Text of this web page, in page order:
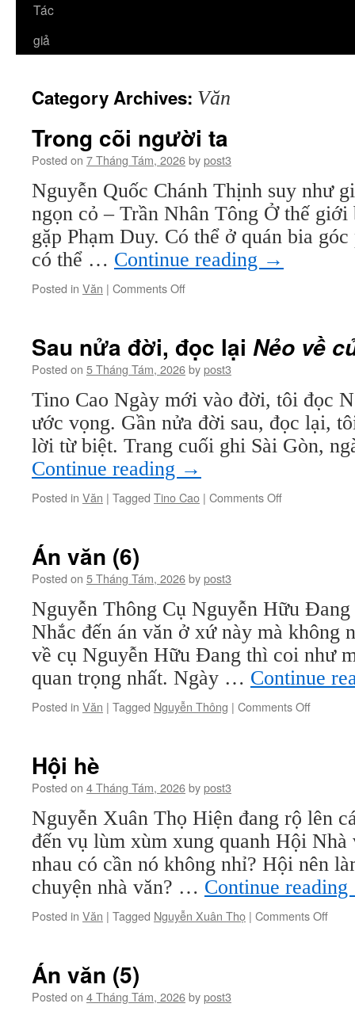
Tác
giả
Category Archives: Văn
Trong cõi người ta
Posted on 7 Tháng Tám, 2026bypost3
Nguyễn Quốc Chánh Thịnh suy như
ngọn cỏ – Trần Nhân Tông Ở thế giới
gặp Phạm Duy. Có thể ở quán bia
có thể … Continue reading →
Posted in Văn | Comments Offon
ta
Sau nửa đời, đọc lại Nẻo về
Posted on 5 Tháng Tám, 2026bypost3
Tino Cao Ngày mới vào đời, tôi đọc
ước vọng. Gần nửa đời sau, đọc lại,
lời từ biệt. Trang cuối ghi Sài Gòn,
Continue reading →
Posted in Văn | Tagged Tino Cao | Comments Offon
về
của
ý
Án văn (6)
Posted on 5 Tháng Tám, 2026bypost3
Nguyễn Thông Cụ Nguyễn Hữu
Nhắc đến án văn ở xứ này mà không
về cụ Nguyễn Hữu Đang thì coi như
quan trọng nhất. Ngày … Continue
Posted in Văn | Tagged Nguyễn Thông | Comments Offon
Hội hè
Posted on 4 Tháng Tám, 2026bypost3
Nguyễn Xuân Thọ Hiện đang rộ lên
đến vụ lùm xùm xung quanh Hội
nhau có cần nó không nhỉ? Hội nên
chuyện nhà văn? … Continue reading
Posted in Văn | Tagged Nguyễn Xuân Thọ | Comments Offon
Án văn (5)
Posted on 4 Tháng Tám, 2026bypost3